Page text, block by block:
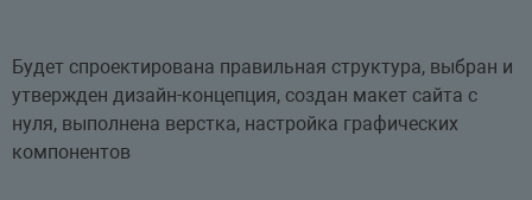
Будет спроектирована правильная структура, выбран и
утвержден дизайн-концепция, создан макет сайта с
нуля, выполнена верстка, настройка графических
компонентов